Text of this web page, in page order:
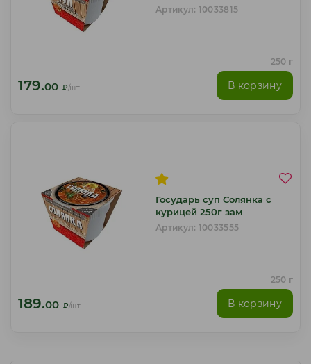
Артикул: 10033815
250 г
179.00 ₽/шт В корзину
Государь суп Солянка с
курицей 250г зам
Артикул: 10033555
250 г
189.00 ₽/шт В корзину